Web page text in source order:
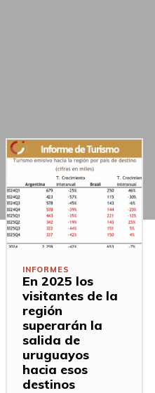
INFORMES
En 2025 los
visitantes de la
región
superarán la
salida de
uruguayos
hacia esos
destinos